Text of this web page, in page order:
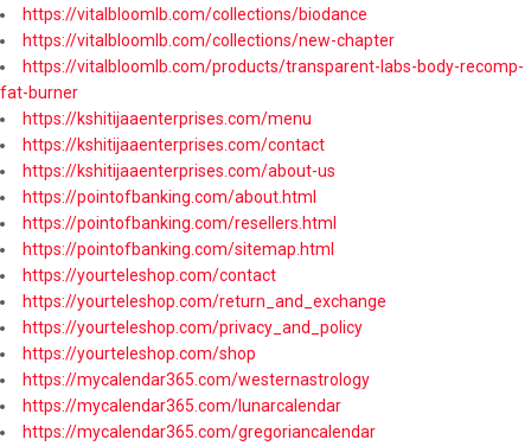
https://vitalbloomlb.com/collections/biodance
https://vitalbloomlb.com/collections/new-chapter
https://vitalbloomlb.com/products/transparent-labs-body-recomp-
fat-burner
https://kshitijaaenterprises.com/menu
https://kshitijaaenterprises.com/contact
https://kshitijaaenterprises.com/about-us
https://pointofbanking.com/about.html
https://pointofbanking.com/resellers.html
https://pointofbanking.com/sitemap.html
https://yourteleshop.com/contact
https://yourteleshop.com/return_and_exchange
https://yourteleshop.com/privacy_and_policy
https://yourteleshop.com/shop
https://mycalendar365.com/westernastrology
https://mycalendar365.com/lunarcalendar
https://mycalendar365.com/gregoriancalendar